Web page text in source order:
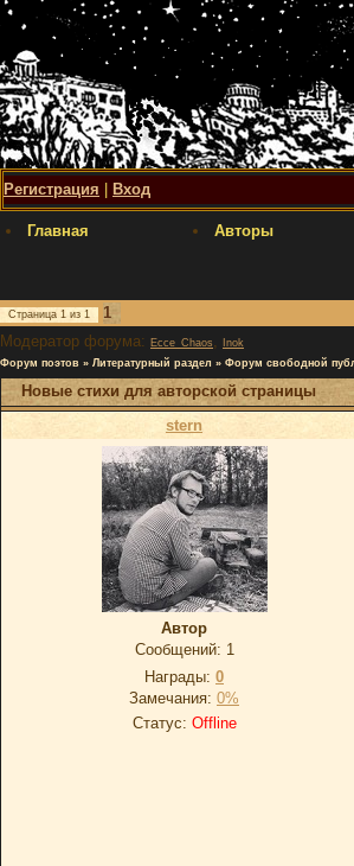
Регистрация Вход
Главная Авторы
Страница 1 из 1
1
Модератор форума: Ecce_Chaos ,
Inok
Форум поэтов » Литературный раздел » Форум свободной
Новые стихи для авторской страницы
stern
Автор
Сообщений: 1
Награды: 0
Замечания: 0%
Статус: Offline